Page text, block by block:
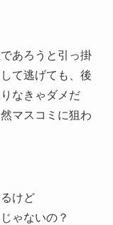
あろうと引っ掛
て逃げても、後
なきゃダメだ
マスコミに狙わ
けど
ゃないの？